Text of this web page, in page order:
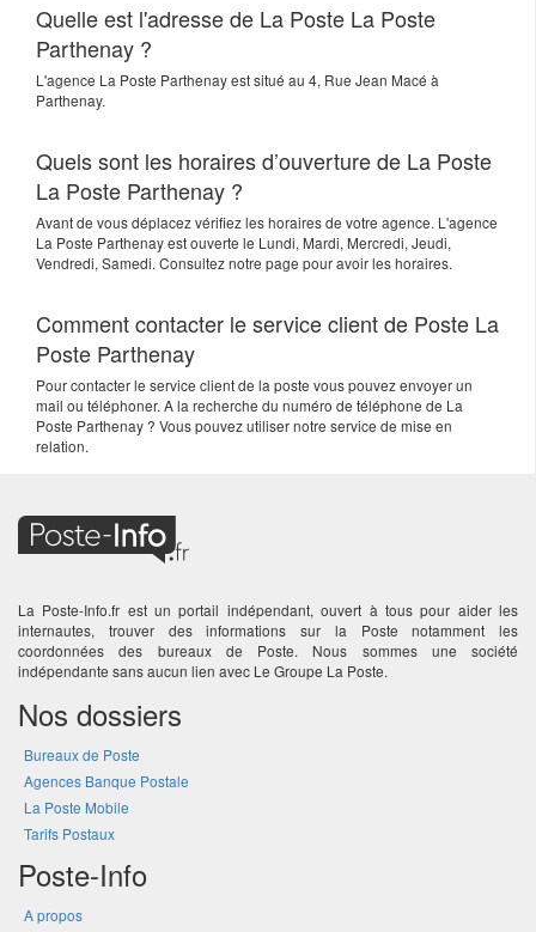
Quelle est l'adresse de La Poste La Poste
Parthenay ?
L'agence La Poste Parthenayest situé au 4, Rue Jean Macé à
Parthenay.
Quels sont les horaires d’ouverture de La Poste
La Poste Parthenay ?
Avant de vous déplacez vérifiez les horaires de votre agence. L'agence
La Poste Parthenay est ouverte le Lundi, Mardi, Mercredi, Jeudi,
Vendredi, Samedi. Consultez notre page pour avoir les horaires.
Comment contacter le service client de Poste La
Poste Parthenay
Pour contacter le service client de la poste vous pouvez envoyer un
mail ou téléphoner. A la recherche du numéro de téléphone de La
Poste Parthenay ? Vous pouvez utiliser notre service de mise en
relation.
La Poste-Info.fr est un portail indépendant, ouvert à tous pour aider les
internautes, trouver des informations sur la Poste notamment les
coordonnées des bureaux de Poste. Nous sommes une société
indépendante sans aucun lien avec Le Groupe La Poste.
Nos dossiers
Bureaux de Poste
Agences Banque Postale
La Poste Mobile
Tarifs Postaux
Poste-Info
A propos